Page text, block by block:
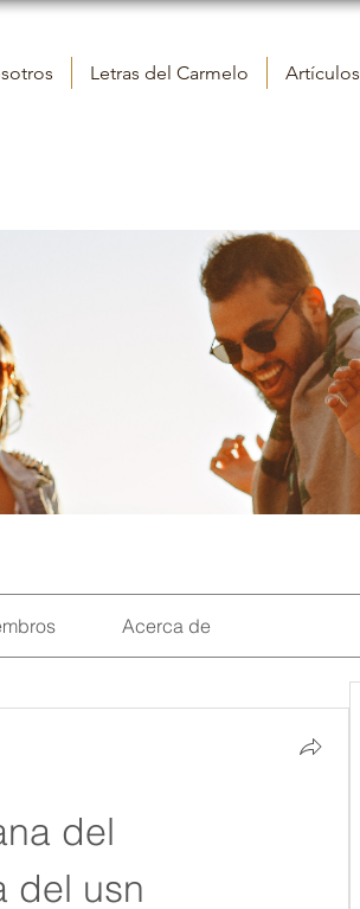
Letras del Carmelo Artículos
Acerca de
del
del usn